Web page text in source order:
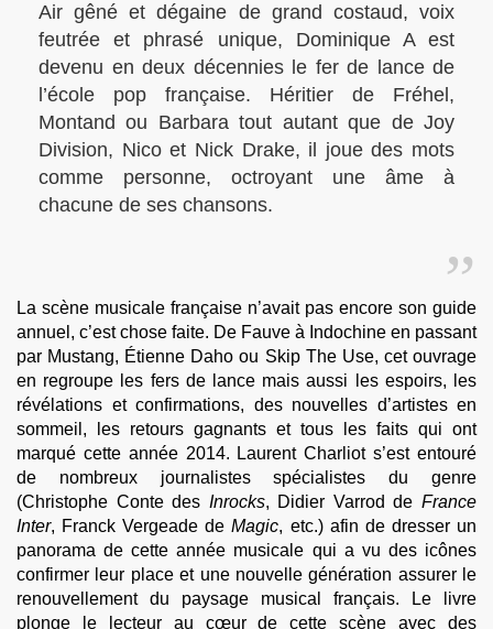
Air gêné et dégaine de grand costaud, voix
feutrée et phrasé unique, Dominique A est
devenu en deux décennies le fer de lance de
l’école pop française. Héritier de Fréhel,
Montand ou Barbara tout autant que de Joy
Division, Nico et Nick Drake, il joue des mots
comme personne, octroyant une âme à
chacune de ses chansons.
La scène musicale française n’avait pas encore son guide
annuel, c’est chose faite. De Fauve à Indochine en passant
par Mustang, Étienne Daho ou Skip The Use, cet ouvrage
en regroupe les fers de lance mais aussi les espoirs, les
révélations et confirmations, des nouvelles d’artistes en
sommeil, les retours gagnants et tous les faits qui ont
marqué cette année 2014. Laurent Charliot s’est entouré
de nombreux journalistes spécialistes du genre
(Christophe Conte des Inrocks, Didier Varrod deFrance
Inter, Franck Vergeade deMagic, etc.) afin de dresser un
panorama de cette année musicale qui a vu des icônes
confirmer leur place et une nouvelle génération assurer le
renouvellement du paysage musical français. Le livre
plonge le lecteur au cœur de cette scène avec des